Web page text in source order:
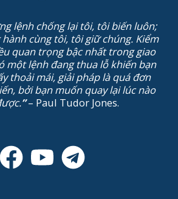
lệnh chống lại tôi, tôi biến luôn;
cùng tôi, tôi giữ chúng. Kiểm
quan trọng bậc nhất trong giao
một lệnh đang thua lỗ khiến bạn
thoải mái, giải pháp là quá đơn
bởi bạn muốn quay lại lúc nào
”– Paul Tudor Jones.